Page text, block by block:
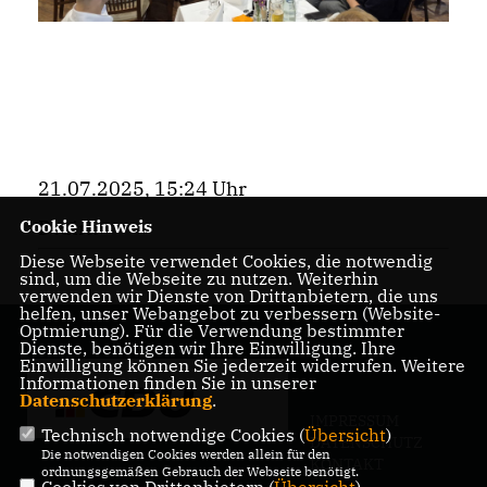
21.07.2025, 15:24 Uhr
Bezirk
DATENSCHUTZ
KONTAKT
Cookie Hinweis
Diese Webseite verwendet Cookies, die notwendig
sind, um die Webseite zu nutzen. Weiterhin
verwenden wir Dienste von Drittanbietern, die uns
helfen, unser Webangebot zu verbessern (Website-
Optmierung). Für die Verwendung bestimmter
Dienste, benötigen wir Ihre Einwilligung. Ihre
Einwilligung können Sie jederzeit widerrufen. Weitere
Informationen finden Sie in unserer
Datenschutzerklärung.
Technisch notwendige Cookies (Übersicht)
Die notwendigen Cookies werden allein für den
ordnungsgemäßen Gebrauch der Webseite benötigt.